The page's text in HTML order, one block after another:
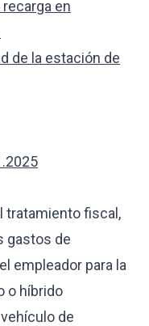
en
de la estación de
tratamiento fiscal,
gastos de
empleador para la
o híbrido
de